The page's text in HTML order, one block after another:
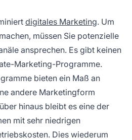
digitales Marketing. Um
müssen Sie potenzielle
ansprechen. Es gibt keinen
Marketing-Programme.
bieten ein Maß an
andere Marketingform
hinaus bleibt es eine der
mit sehr niedrigen
Dies wiederum